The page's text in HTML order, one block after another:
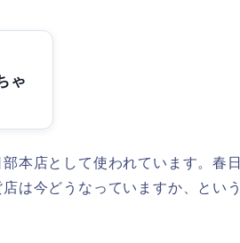
ゃ
本店として使われています。春日
は今どうなっていますか、という